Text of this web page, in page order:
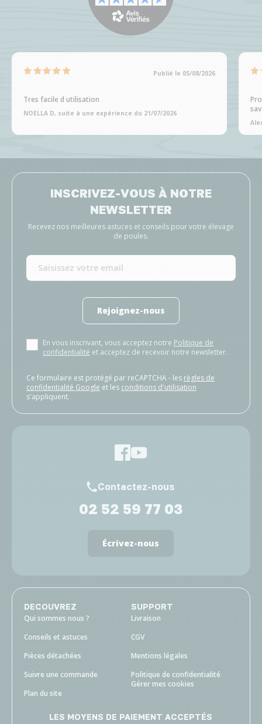
Publié le 05/08/2026
Tres facile d utilisation
NOELLA D, suite à une expérience du 21/07/2026
INSCRIVEZ-VOUS À NOTRE
NEWSLETTER
Recevez nos meilleures astuces et conseils pour votre élevage
de poules.
Rejoignez-nous
En vous inscrivant, vous acceptez notre Politique de
confidentialité et acceptez de recevoir notre newsletter.
Ce formulaire est protégé par reCAPTCHA - les règles de
confidentialité Google et les conditions d'utilisation
s'appliquent.
Contactez-nous
02 52 59 77 03
Écrivez-nous
DECOUVREZ
Qui sommes nous ?
Conseils et astuces
Pièces détachées
Suivre une commande
Plan du site
SUPPORT
Livraison
CGV
Mentions légales
Politique de confidentialité
Gérer mes cookies
LES MOYENS DE PAIEMENT ACCEPTÉS